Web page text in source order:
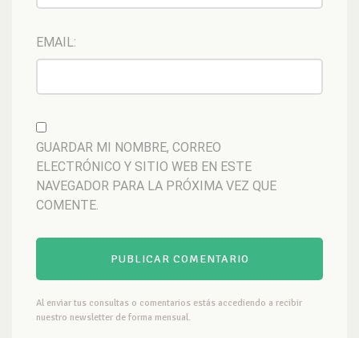
EMAIL:
GUARDAR MI NOMBRE, CORREO
ELECTRÓNICO Y SITIO WEB EN ESTE
NAVEGADOR PARA LA PRÓXIMA VEZ QUE
COMENTE.
Al enviar tus consultas o comentarios estás accediendo a recibir
nuestro newsletter de forma mensual.